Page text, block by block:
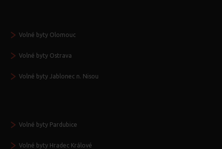
Volné byty Olomouc
Volné byty Ostrava
Volné byty Jablonec n. Nisou
Volné byty Pardubice
Volné byty Hradec Králové